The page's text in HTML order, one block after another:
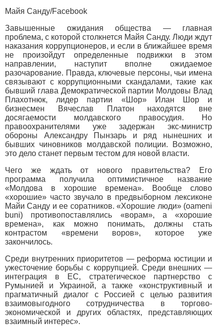
Майя Санду/Facebook
Завышенные ожидания общества — главная
проблема, с которой столкнется Майя Санду. Люди ждут
наказания коррупционеров, и если в ближайшее время
не произойдут определенные подвижки в этом
направлении, наступит вполне ожидаемое
разочарование. Правда, ключевые персоны, чьи имена
связывают с коррупционными скандалами, такие как
бывший глава Демократической партии Молдовы Влад
Плахотнюк, лидер партии «Шор» Илан Шор и
бизнесмен Вячеслав Платон находятся вне
досягаемости молдавского правосудия. Но
правоохранителями уже задержан экс-министр
обороны Александру Пынзарь и ряд нынешних и
бывших чиновников молдавской полиции. Возможно,
это дело станет первым тестом для новой власти.
Чего же ждать от нового правительства? Его
программа получила оптимистичное название
«Молдова в хорошие времена». Вообще слово
«хорошие» часто звучало в предвыборном лексиконе
Майи Санду и ее соратников. «Хорошие люди» (oameni
buni) противопоставлялись «ворам», а «хорошие
времена», как можно понимать, должны стать
контрастом «времени воров», которое уже
закончилось.
Среди внутренних приоритетов — реформа юстиции и
ужесточение борьбы с коррупцией. Среди внешних —
интеграция в ЕС, стратегическое партнерство с
Румынией и Украиной, а также «конструктивный и
прагматичный диалог с Россией с целью развития
взаимовыгодного сотрудничества в торгово-
экономической и других областях, представляющих
взаимный интерес».